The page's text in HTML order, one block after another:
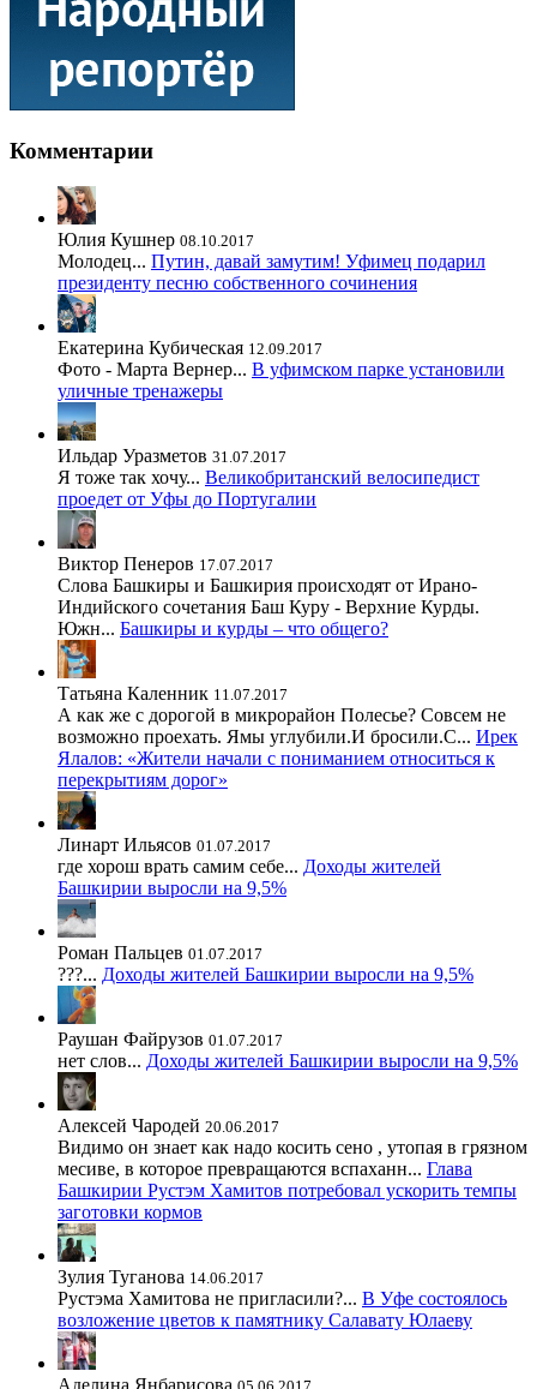
Комментарии
Юлия Кушнер 08.10.2017
Молодец... Путин, давай замутим! Уфимец подарил
президенту песню собственного сочинения
Екатерина Кубическая 12.09.2017
Фото - Марта Вернер... В уфимском парке установили
уличные тренажеры
Ильдар Уразметов 31.07.2017
Я тоже так хочу... Великобританский велосипедист
проедет от Уфы до Португалии
Виктор Пенеров 17.07.2017
Слова Башкиры и Башкирия происходят от Ирано-
Индийского сочетания Баш Куру - Верхние Курды.
Южн... Башкиры и курды – что общего?
Татьяна Каленник 11.07.2017
А как же с дорогой в микрорайон Полесье? Совсем не
возможно проехать. Ямы углубили.И бросили.С... Ирек
Ялалов: «Жители начали с пониманием относиться к
перекрытиям дорог»
Линарт Ильясов 01.07.2017
где хорош врать самим себе... Доходы жителей
Башкирии выросли на 9,5%
Роман Пальцев 01.07.2017
???... Доходы жителей Башкирии выросли на 9,5%
Раушан Файрузов 01.07.2017
нет слов... Доходы жителей Башкирии выросли на 9,5%
Алексей Чародей 20.06.2017
Видимо он знает как надо косить сено , утопая в грязном
месиве, в которое превращаются вспаханн... Глава
Башкирии Рустэм Хамитов потребовал ускорить темпы
заготовки кормов
Зулия Туганова 14.06.2017
Рустэма Хамитова не пригласили?... В Уфе состоялось
возложение цветов к памятнику Салавату Юлаеву